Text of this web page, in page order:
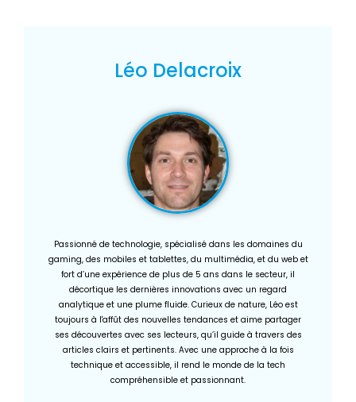
Léo Delacroix
Passionné de technologie, spécialisé dans les domaines du
gaming, des mobiles et tablettes, du multimédia, et du web et
fort d’une expérience de plus de 5 ans dans le secteur, il
décortique les dernières innovations avec un regard
analytique et une plume fluide. Curieux de nature, Léo est
toujours à l'affût des nouvelles tendances et aime partager
ses découvertes avec ses lecteurs, qu’il guide à travers des
articles clairs et pertinents. Avec une approche à la fois
technique et accessible, il rend le monde de la tech
compréhensible et passionnant.